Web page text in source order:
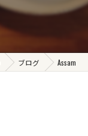
ブログ Assam